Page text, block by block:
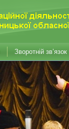
Зворотній зв’язок